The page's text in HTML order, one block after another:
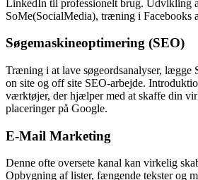
LinkedIn til professionelt brug. Udvikling
SoMe(SocialMedia), træning i Facebooks
Søgemaskineoptimering (SEO)
Træning i at lave søgeordsanalyser, lægge
on site og off site SEO-arbejde.
værktøjer, der hjælper med at skaffe din
placeringer på Google.
E-Mail Marketing​
Denne ofte oversete kanal kan virkelig
Opbygning af lister, fængende tekster og